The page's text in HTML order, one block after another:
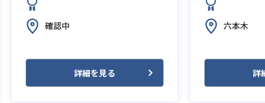
確認中
詳細を見る
六本木
詳